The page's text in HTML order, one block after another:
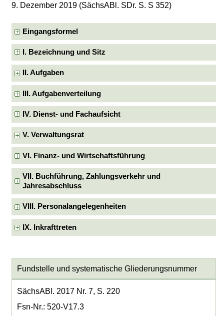
9. Dezember 2019 (SächsABl. SDr. S. S 352)
Eingangsformel
I. Bezeichnung und Sitz
II. Aufgaben
III. Aufgabenverteilung
IV. Dienst- und Fachaufsicht
V. Verwaltungsrat
VI. Finanz- und Wirtschaftsführung
VII. Buchführung, Zahlungsverkehr und
Jahresabschluss
VIII. Personalangelegenheiten
IX. Inkrafttreten
Fundstelle und systematische Gliederungsnummer
SächsABl. 2017 Nr. 7, S. 220
Fsn-Nr.: 520-V17.3